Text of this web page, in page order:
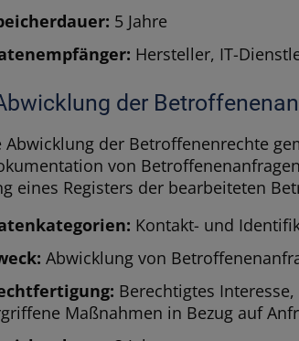
5 Jahre
Hersteller, IT-
der
Abwicklung der Betroffenenrechte
von
eines Registers der bearbeiteten
Kontakt- und
Abwicklung von
Berechtigtes
Maßnahmen in Bezug auf